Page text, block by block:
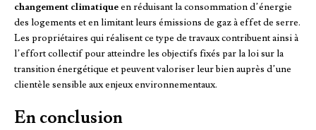
changement climatiqueen réduisant la consommation d’énergie
des logements et en limitant leurs émissions de gaz à effet de serre.
Les propriétaires qui réalisent ce type de travaux contribuent ainsi à
l’effort collectif pour atteindre les objectifs fixés par la loi sur la
transition énergétique et peuvent valoriser leur bien auprès d’une
clientèle sensible aux enjeux environnementaux.
En conclusion